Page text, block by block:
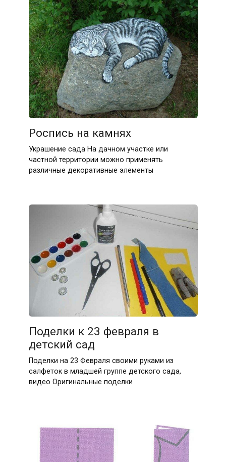
Роспись на камнях
Украшение сада На дачном участке или
частной территории можно применять
различные декоративные элементы
Поделки к 23 февраля в
детский сад
Поделки на 23 Февраля своими руками из
салфеток в младшей группе детского сада,
видео Оригинальные поделки